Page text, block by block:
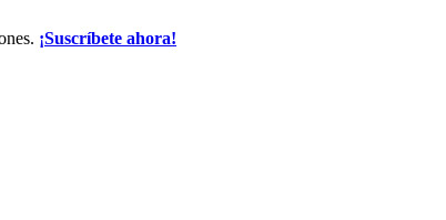
¡Suscríbete ahora!